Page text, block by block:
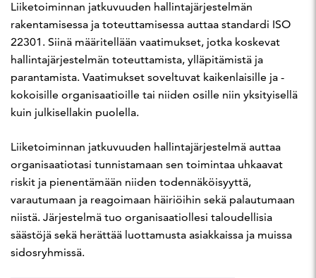
Liiketoiminnan jatkuvuuden hallintajärjestelmän
rakentamisessa ja toteuttamisessa auttaa standardi ISO
22301. Siinä määritellään vaatimukset, jotka koskevat
hallintajärjestelmän toteuttamista, ylläpitämistä ja
parantamista. Vaatimukset soveltuvat kaikenlaisille ja -
kokoisille organisaatioille tai niiden osille niin yksityisellä
kuin julkisellakin puolella.
Liiketoiminnan jatkuvuuden hallintajärjestelmä auttaa
organisaatiotasi tunnistamaan sen toimintaa uhkaavat
riskit ja pienentämään niiden todennäköisyyttä,
varautumaan ja reagoimaan häiriöihin sekä palautumaan
niistä. Järjestelmä tuo organisaatiollesi taloudellisia
säästöjä sekä herättää luottamusta asiakkaissa ja muissa
sidosryhmissä.